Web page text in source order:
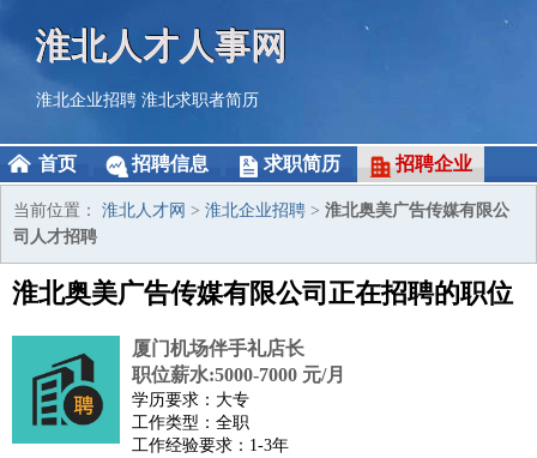
淮北人才人事网
淮北企业招聘 淮北求职者简历
首页 招聘信息 求职简历 招聘企业
当前位置： 淮北人才网 > 淮北企业招聘 > 淮北奥美广告传媒有限公
司人才招聘
淮北奥美广告传媒有限公司正在招聘的职位
厦门机场伴手礼店长
职位薪水:5000-7000 元/月
学历要求：大专
工作类型：全职
工作经验要求：1-3年